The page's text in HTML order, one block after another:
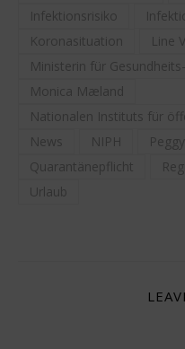
Infektionsrisiko
Koronasituation
Line
Ministerin für
Monica Mæland
Nationalen Instituts für
News
NIPH
Quarantänepflicht
Urlaub